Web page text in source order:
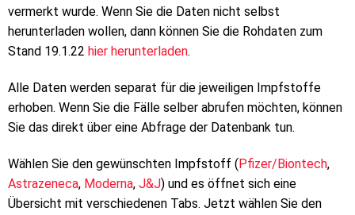
vermerkt wurde. Wenn Sie die Daten nicht selbst
herunterladen wollen, dann können Sie die Rohdaten zum
Stand 19.1.22 hier herunterladen.
Alle Daten werden separat für die jeweiligen Impfstoffe
erhoben. Wenn Sie die Fälle selber abrufen möchten, können
Sie das direkt über eine Abfrage der Datenbank tun.
Wählen Sie den gewünschten Impfstoff (Pfizer/Biontech,
Astrazeneca, Moderna, J&J) und es öffnet sich eine
Übersicht mit verschiedenen Tabs. Jetzt wählen Sie den